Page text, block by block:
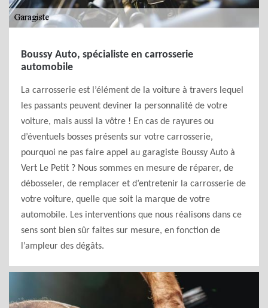
Boussy Auto, spécialiste en carrosserie
automobile
La carrosserie est l’élément de la voiture à travers lequel
les passants peuvent deviner la personnalité de votre
voiture, mais aussi la vôtre ! En cas de rayures ou
d’éventuels bosses présents sur votre carrosserie,
pourquoi ne pas faire appel au garagiste Boussy Auto à
Vert Le Petit ? Nous sommes en mesure de réparer, de
débosseler, de remplacer et d’entretenir la carrosserie de
votre voiture, quelle que soit la marque de votre
automobile. Les interventions que nous réalisons dans ce
sens sont bien sûr faites sur mesure, en fonction de
l’ampleur des dégâts.